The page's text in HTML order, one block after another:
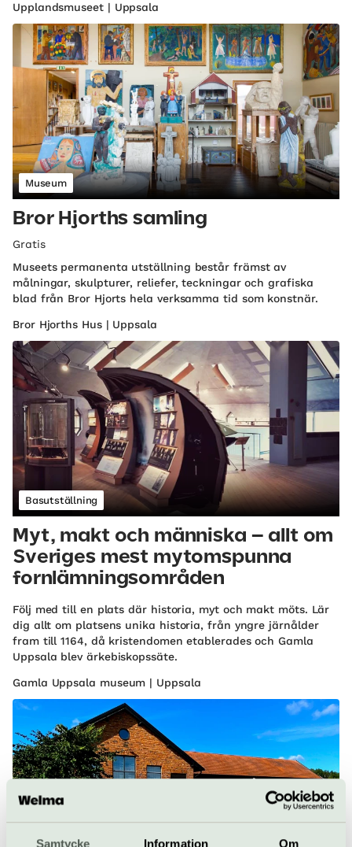
Samtycke Information Om
Upplandsmuseet | Uppsala
Museum
Bror Hjorths samling
Gratis
Museets permanenta utställning består främst av
målningar, skulpturer, reliefer, teckningar och grafiska
blad från Bror Hjorts hela verksamma tid som konstnär.
Bror Hjorths Hus | Uppsala
Basutställning
Myt, makt och människa – allt om
Sveriges mest mytomspunna
fornlämningsområden
Följ med till en plats där historia, myt och makt möts. Lär
dig allt om platsens unika historia, från yngre järnålder
fram till 1164, då kristendomen etablerades och Gamla
Uppsala blev ärkebiskopssäte.
Gamla Uppsala museum | Uppsala